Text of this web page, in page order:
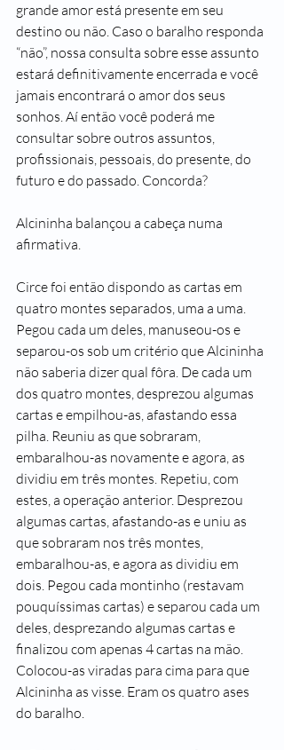
grande amor está presente em seu
destino ou não. Caso o baralho responda
“não”, nossa consulta sobre esse assunto
estará definitivamente encerrada e você
jamais encontrará o amor dos seus
sonhos. Aí então você poderá me
consultar sobre outros assuntos,
profissionais, pessoais, do presente, do
futuro e do passado. Concorda?
Alcininha balançou a cabeça numa
afirmativa.
Circe foi então dispondo as cartas em
quatro montes separados, uma a uma.
Pegou cada um deles, manuseou-os e
separou-os sob um critério que Alcininha
não saberia dizer qual fôra. De cada um
dos quatro montes, desprezou algumas
cartas e empilhou-as, afastando essa
pilha. Reuniu as que sobraram,
embaralhou-as novamente e agora, as
dividiu em três montes. Repetiu, com
estes, a operação anterior. Desprezou
algumas cartas, afastando-as e uniu as
que sobraram nos três montes,
embaralhou-as, e agora as dividiu em
dois. Pegou cada montinho (restavam
pouquíssimas cartas) e separou cada um
deles, desprezando algumas cartas e
finalizou com apenas 4 cartas na mão.
Colocou-as viradas para cima para que
Alcininha as visse. Eram os quatro ases
do baralho.